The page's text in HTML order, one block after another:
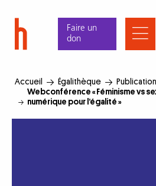
contenu
principal
Faire un
don
Accueil Égalithèque
Publication
Webconférence « Féminisme vs
numérique pour l’égalité »